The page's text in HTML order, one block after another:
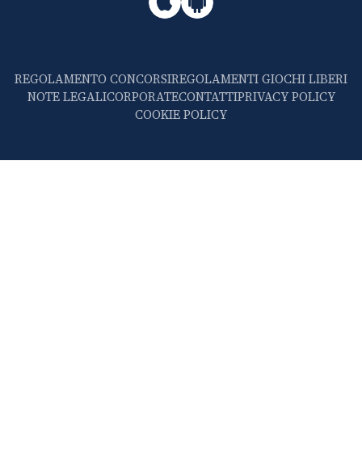
REGOLAMENTO CONCORSIREGOLAMENTI GIOCHI LIBERI
NOTE LEGALICORPORATECONTATTIPRIVACY POLICY
COOKIE POLICY